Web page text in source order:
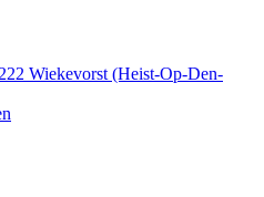
Wiekevorst (Heist-Op-Den-